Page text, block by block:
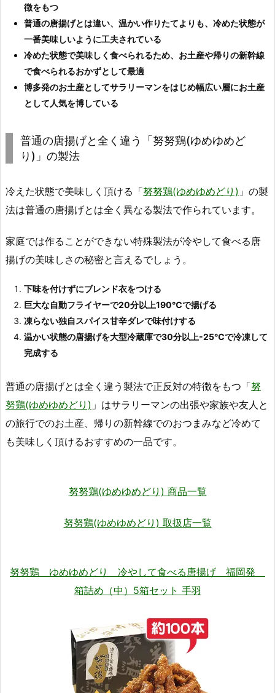
徴をもつ
普通の唐揚げとは違い、温かい作りたてよりも、冷めた状態が
一番美味しいように工夫されている
冷めた状態で美味しく食べられるため、お土産や帰りの新幹線
で食べられるおかずとして最適
博多発のお土産としてサラリーマンをはじめ幅広い層にお土産
として人気を博している
普通の唐揚げと全く違う「努努鶏(ゆめゆめど
り)」の製法
冷えた状態で美味しく頂ける「努努鶏(ゆめゆめどり) 」の製
法は普通の唐揚げとは全く異なる製法で作られています。
家庭では作ることができない特殊製法が冷やして食べる唐
揚げの美味しさの秘密と言えるでしょう。
下味を付けずにブレンド衣をつける
巨大な自動フライヤーで20分以上190℃で揚げる
凍らない独自スパイス甘辛ダレで味付けする
温かい状態の唐揚げを大型冷蔵庫で30分以上-25℃で冷凍して
完成する
普通の唐揚げとは全く違う製法で正反対の特徴をもつ「努
努鶏(ゆめゆめどり) 」はサラリーマンの出張や家族や友人と
の旅行でのお土産、帰りの新幹線でのおつまみなど冷めて
も美味しく頂けるおすすめの一品です。
努努鶏(ゆめゆめどり) 商品一覧
努努鶏(ゆめゆめどり) 取扱店一覧
努努鶏 ゆめゆめどり 冷やして食べる唐揚げ 福岡発
箱詰め（中）5箱セット 手羽